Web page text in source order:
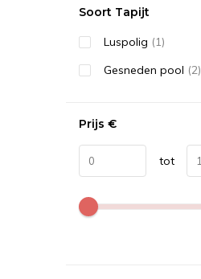
Soort Tapijt
Luspolig (1)
Gesneden pool (2)
Prijs €
tot